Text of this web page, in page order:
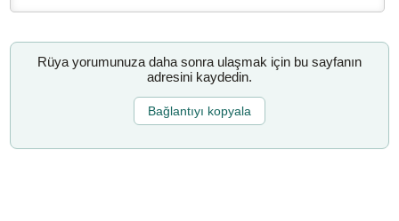
Rüya yorumunuza daha sonra ulaşmak için bu sayfanın
adresini kaydedin.
Bağlantıyı kopyala